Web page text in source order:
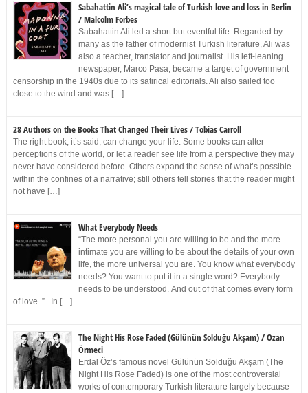
Sabahattin Ali’s magical tale of Turkish love and loss in Berlin
/ Malcolm Forbes
Sabahattin Ali led a short but eventful life. Regarded by
many as the father of modernist Turkish literature, Ali was
also a teacher, translator and journalist. His left-leaning
newspaper, Marco Pasa, became a target of government
censorship in the 1940s due to its satirical editorials. Ali also sailed too
close to the wind and was […]
28 Authors on the Books That Changed Their Lives / Tobias Carroll
The right book, it’s said, can change your life. Some books can alter
perceptions of the world, or let a reader see life from a perspective they may
never have considered before. Others expand the sense of what’s possible
within the confines of a narrative; still others tell stories that the reader might
not have […]
What Everybody Needs
“The more personal you are willing to be and the more
intimate you are willing to be about the details of your own
life, the more universal you are. You know what everybody
needs? You want to put it in a single word? Everybody
needs to be understood. And out of that comes every form
of love. ” In […]
The Night His Rose Faded (Gülünün Solduğu Akşam) / Ozan
Örmeci
Erdal Öz’s famous novel Gülünün Solduğu Akşam (The
Night His Rose Faded) is one of the most controversial
works of contemporary Turkish literature largely because